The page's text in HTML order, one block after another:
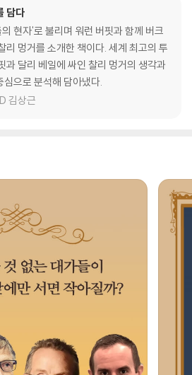
담다
현자'로 불리며 워런 버핏과 함께 버크
리 멍거를 소개한 책이다. 세계 최고의 투
과 달리 베일에 싸인 찰리 멍거의 생각과
으로 분석해 담아냈다.
김상근